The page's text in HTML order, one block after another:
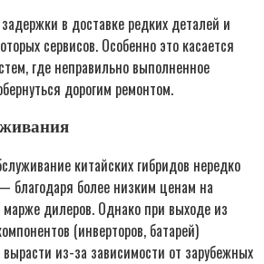
в доставке редких деталей и
сервисов. Особенно это касается
где неправильно выполненное
дорогим ремонтом.
китайских гибридов нередко
благодаря более низким ценам на
дилеров. Однако при выходе из
(инверторов, батарей)
из-за зависимости от зарубежных